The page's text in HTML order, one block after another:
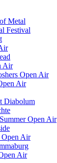
Metal
Festival
Air
Open Air
Air
Diabolum
Open Air
Open Air
Air